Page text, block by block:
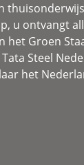
u ontvangt
het Groen
Tata Steel
het